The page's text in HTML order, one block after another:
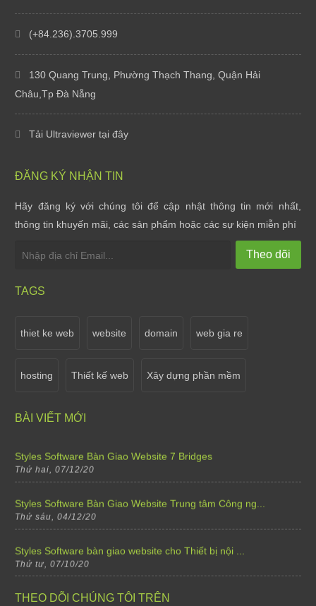
(+84.236).3705.999
130 Quang Trung, Phường Thạch Thang, Quận Hải
Châu,Tp Đà Nẵng
Tải Ultraviewer tại đây
ĐĂNG KÝ NHẬN TIN
Hãy đăng ký với chúng tôi để cập nhật thông tin mới nhất,
thông tin khuyến mãi, các sản phẩm hoặc các sự kiện miễn phí
Theo dõi
TAGS
thiet ke web website domain web gia re
hosting Thiết kế web Xây dựng phần mềm
BÀI VIẾT MỚI
Styles Software bàn giao website cho Oani Spa
Thứ tư, 07/10/20
Styles Software bàn giao website cho Ha Gia Ecolod...
Thứ tư, 07/10/20
Thứ bảy, 02/04/22
Thông báo lịch nghỉ Tết Dương Lịch 2021
Thứ năm, 31/12/20
Styles Software Bàn Giao Website 7 Bridges
Thứ hai, 07/12/20
Styles Software Bàn Giao Website Trung tâm Công ng...
Thứ sáu, 04/12/20
Styles Software bàn giao website cho Thiết bị nội ...
Thứ tư, 07/10/20
Styles Software bàn giao website cho Trường mầm no...
THEO DÕI CHÚNG TÔI TRÊN